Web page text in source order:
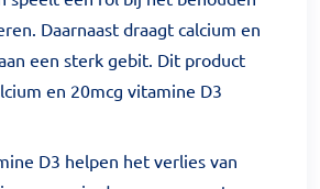
Daarnaast draagt calcium en
een sterk gebit. Dit product
en 20mcg vitamine D3
D3 helpen het verlies van